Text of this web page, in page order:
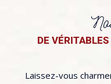
DE
Laissez-vous